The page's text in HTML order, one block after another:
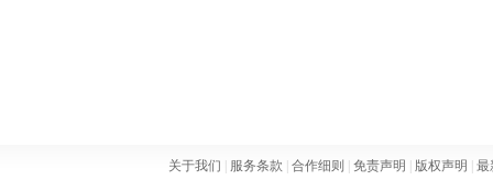
关于我们 服务条款 合作细则 免责声明 版权声明
最